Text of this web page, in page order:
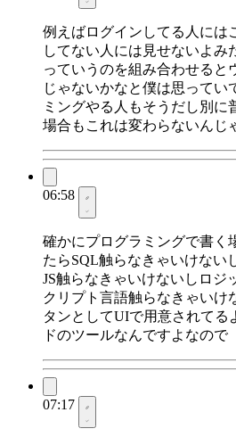
例えばログインしてる人には
してない人には見せないよみ
っていうのを組み合わせると
じゃないかなと僕は思ってい
ミングやる人もそうだし別に
場合もこれは変わらないんじ
06:58
確かにプログラミングで書く
たらSQL触らなきゃいけない
JS触らなきゃいけないしロジ
クリプト言語触らなきゃいけ
タンとしてUIで用意されてる
ドのツールなんですよなので
07:17